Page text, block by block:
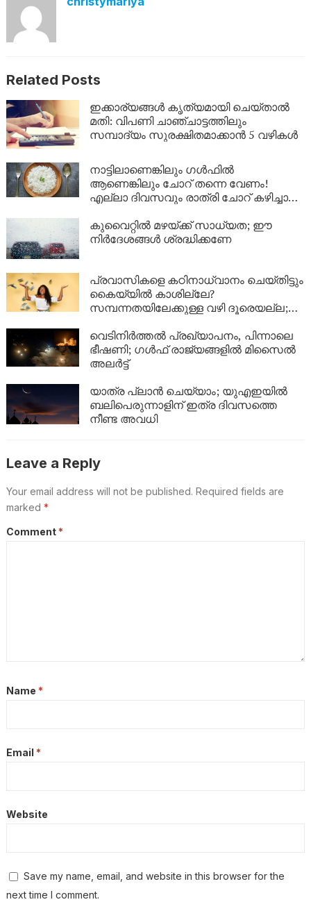
Related Posts
ഇക്കാര്യങ്ങൾ കൃത്യമായി ചെയ്താൽ
മതി: വിപണി ചാഞ്ചാട്ടത്തിലും
സമ്പാദ്യം സുരക്ഷിതമാക്കാൻ 5 വഴികൾ
നാട്ടിലാണെങ്കിലും ​ഗൾഫിൽ
ആണെങ്കിലും ചോറ് തന്നെ വേണം!
എല്ലാ ദിവസവും രാത്രി ചോറ് കഴിച്ചാൽ
കുവൈറ്റിൽ മഴയ്ക്ക് സാധ്യത; ഈ
നിർദേശങ്ങൾ ശ്രദ്ധിക്കണേ
പ്രവാസികളെ കഠിനാധ്വാനം ചെയ്തിട്ടും
കൈയ്യിൽ കാശില്ലേ?
സമ്പന്നതയിലേക്കുള്ള വഴി ദൂരെയല്ല;
ബാങ്ക് ബാലൻസും കുതിച്ചുയരും!
വെടിനിർത്തൽ പ്രഖ്യാപനം, പിന്നാലെ
ഭീഷണി; ഗൾഫ് രാജ്യങ്ങളിൽ മിസൈൽ
അലർട്ട്
യാത്ര പ്ലാൻ ചെയ്യാം; യുഎഇയിൽ
ബലിപെരുന്നാളിന് ഇത്ര ദിവസത്തെ
നീണ്ട അവധി
Leave a Reply
Your email address will not be published. Required fields are
marked *
Comment *
Name *
Email *
Website
Save my name, email, and website in this browser for the
next time I comment.